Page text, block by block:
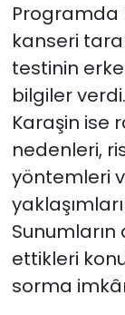
Programda
kanseri
testinin
bilgiler
Karaşin ise
nedenleri,
yöntemleri
Sunumların
ettikleri
sorma